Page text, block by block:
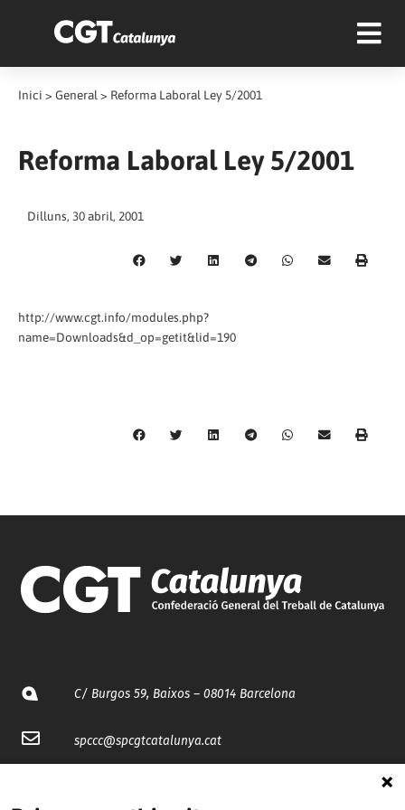
Inici > General > Reforma Laboral Ley 5/2001
Reforma Laboral Ley 5/2001
Dilluns, 30 abril, 2001
http://www.cgt.info/modules.php?
name=Downloads&d_op=getit&lid=190
C/ Burgos 59, Baixos – 08014 Barcelona
spccc@spcgtcatalunya.cat